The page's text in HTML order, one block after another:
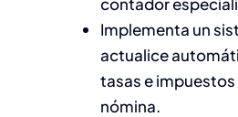
Implementa un
actualice
tasas e impuestos
nómina.